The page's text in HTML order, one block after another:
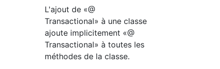
L'ajout de «@
Transactional» à une classe
ajoute implicitement «@
Transactional» à toutes les
méthodes de la classe.